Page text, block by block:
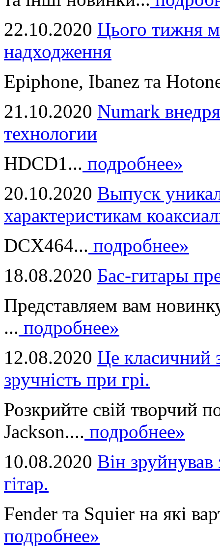
22.10.2020 Цього тижня
надходження
Epiphone, Ibanez та
21.10.2020 Numark
технологии
HDCD1... подробнее»
20.10.2020 Выпуск
характеристикам
DCX464... подробнее»
18.08.2020 Бас-гитары
Представляем вам
... подробнее»
12.08.2020 Це класичний
зручність при грі.
Розкрийте свій творчий
Jackson.... подробнее»
10.08.2020 Він
гітар.
Fender та Squier на які
подробнее»